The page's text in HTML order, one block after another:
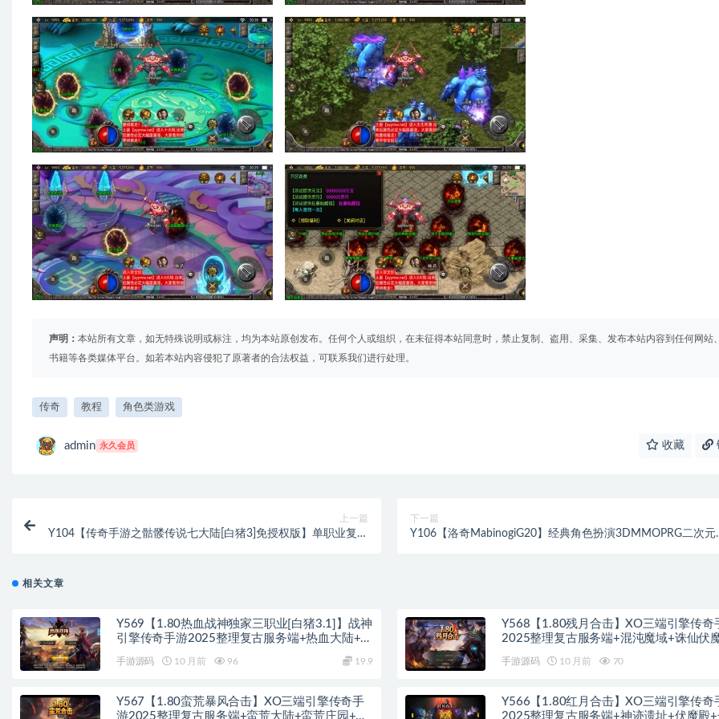
声明： 本站所有文章，如无特殊说明或标注，均为本站原创发布。任何个人或组织，在未征得本站同意时，禁止复制、盗用、采集、发布本站内容到任何网站
书籍等各类媒体平台。如若本站内容侵犯了原著者的合法权益，可联系我们进行处理。
传奇 教程 角色类游戏
admin 永久会员 收藏
上一篇
Y104【传奇手游之骷髅传说七大陆[白猪3]免授权版】单职业复古
下一篇
Y106【洛奇MabinogiG20】经典角色扮演3DMMOPRG二次元
相关文章
Y569【1.80热血战神独家三职业[白猪3.1]】战神
引擎传奇手游2025整理复古服务端+热血大陆+蛮
手游源码 10 月前 96 19.9
Y568【1.80残月合击】XO三端引擎传奇
2025整理复古服务端+混沌魔域+诛仙伏
手游源码 10 月前 70
Y567【1.80蛮荒暴风合击】XO三端引擎传奇手
游2025整理复古服务端+蛮荒大陆+蛮荒庄园+蛮
Y566【1.80红月合击】XO三端引擎传奇
2025整理复古服务端+神迹遗址+伏魔殿